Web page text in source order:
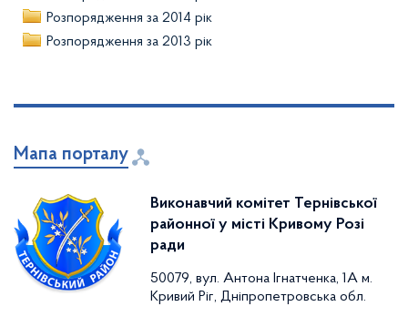
Розпорядження за 2014 рік
Розпорядження за 2013 рік
Мапа порталу
Виконавчий комітет Тернівської
районної у місті Кривому Розі
ради
50079, вул. Антона Ігнатченка, 1А м.
Кривий Ріг, Дніпропетровська обл.